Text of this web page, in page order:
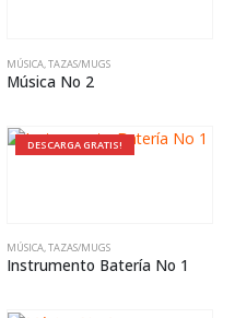
MÚSICA TAZAS/MUGS
Música No 2
DESCARGA GRATIS!
MÚSICA,TAZAS/MUGS
Instrumento Batería No 1